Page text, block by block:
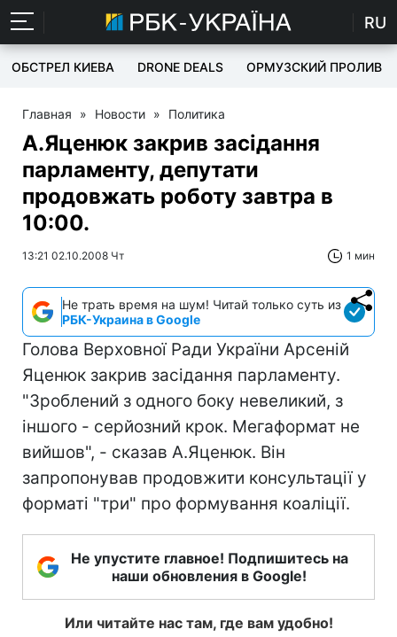
RU
ОБСТРЕЛ КИЕВА DRONE DEALS ОРМУЗСКИЙ ПРОЛИВ
Главная » Новости » Политика
А.Яценюк закрив засідання
парламенту, депутати
продовжать роботу завтра в
10:00.
13:21 02.10.2008 Чт 1 мин
Не трать время на шум! Читай только суть из
РБК-Украина в Google
Голова Верховної Ради України Арсеній
Яценюк закрив засідання парламенту.
"Зроблений з одного боку невеликий, з
іншого - серйозний крок. Мегаформат не
вийшов", - сказав А.Яценюк. Він
запропонував продовжити консультації у
форматі "три" про формування коаліції.
Не упустите главное! Подпишитесь на
наши обновления в Google!
Или читайте нас там, где вам удобно!